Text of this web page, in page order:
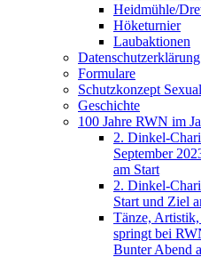
Heidmühle/
Höketurnier
Laubaktionen
Datenschutzerklärung
Formulare
Schutzkonzept
Geschichte
100 Jahre RWN im
2. Dinkel-
September
am Start
2. Dinkel-
Start und Ziel
Tänze,
springt bei
Bunter Abend